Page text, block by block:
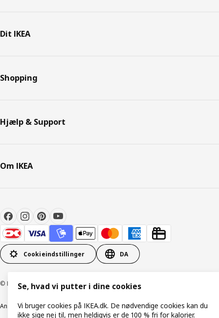
Dit IKEA
Shopping
Hjælp & Support
Om IKEA
Cookieindstillinger DA
© Inter IKEA Systems B.V. 1999-2026
Ansvarlig rapporteringCookiepolitikDigital tilgængelighed
Se, hvad vi putter i dine cookies
Vi bruger cookies på IKEA.dk. De nødvendige cookies kan du
ikke sige nej til, men heldigvis er de 100 % fri for kalorier.